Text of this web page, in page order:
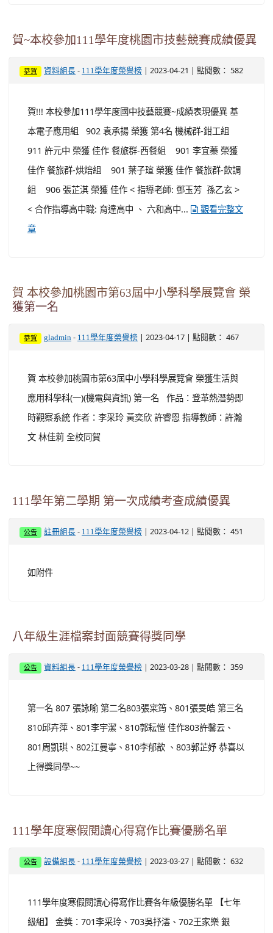
賀~本校參加111學年度桃園市技藝競賽成績優異
恭賀 資料組長 - 111學年度榮譽榜 | 2023-04-21 | 點閱數： 582
賀!!! 本校參加111學年度國中技藝競賽~成績表現優異 基
本電子應用組 902 袁承揚 榮獲 第4名 機械群-鉗工組
911 許元中 榮獲 佳作 餐旅群-西餐組 901 李宜蓁 榮獲
佳作 餐旅群-烘焙組 901 葉子瑄 榮獲 佳作 餐旅群-飲調
組 906 張芷淇 榮獲 佳作 < 指導老師: 鄧玉芳 孫乙玄 >
< 合作指導高中職: 育達高中 、 六和高中...
觀看完整文
章
賀 本校參加桃園市第63屆中小學科學展覽會 榮
獲第一名
恭賀 gladmin - 111學年度榮譽榜 | 2023-04-17 | 點閱數： 467
賀 本校參加桃園市第63屆中小學科學展覽會 榮獲生活與
應用科學科(一)(機電與資訊) 第一名 作品：登革熱潛勢即
時觀察系統 作者：李采玲 黃奕欣 許睿恩 指導教師：許瀚
文 林佳莉 全校同賀
111學年第二學期 第一次成績考查成績優異
公告 註冊組長 - 111學年度榮譽榜 | 2023-04-12 | 點閱數： 451
如附件
八年級生涯檔案封面競賽得獎同學
公告 資料組長 - 111學年度榮譽榜 | 2023-03-28 | 點閱數： 359
第一名 807 張詠喻 第二名803張寀筠、801張旻皓 第三名
810邱卉萍、801李宇潔、810郭耘愷 佳作803許馨云、
801周凱琪、802江曼寧、810李郁歆 、803郭芷妤 恭喜以
上得獎同學~~
111學年度寒假閱讀心得寫作比賽優勝名單
公告 設備組長 - 111學年度榮譽榜 | 2023-03-27 | 點閱數： 632
111學年度寒假閱讀心得寫作比賽各年級優勝名單 【七年
級組】 金獎：701李采玲、703吳抒澐、702王家樂 銀